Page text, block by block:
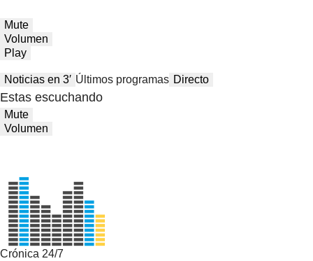
Mute
Volumen
Play
Noticias en 3′ Últimos programas Directo
Estas escuchando
Mute
Volumen
Crónica 24/7